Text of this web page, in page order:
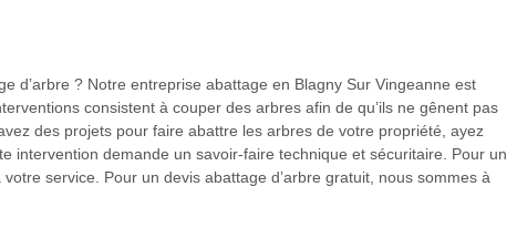
d’arbre ? Notre entreprise abattage en Blagny Sur Vingeanne est
consistent à couper des arbres afin de qu’ils ne gênent pas
des projets pour faire abattre les arbres de votre propriété, ayez
intervention demande un savoir-faire technique et sécuritaire. Pour un
service. Pour un devis abattage d’arbre gratuit, nous sommes à